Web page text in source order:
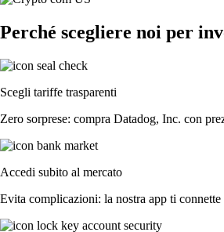
Perché scegliere noi per
Scegli tariffe trasparenti
Zero sorprese: compra Datadog, Inc. con
Accedi subito al mercato
Evita complicazioni: la nostra app ti